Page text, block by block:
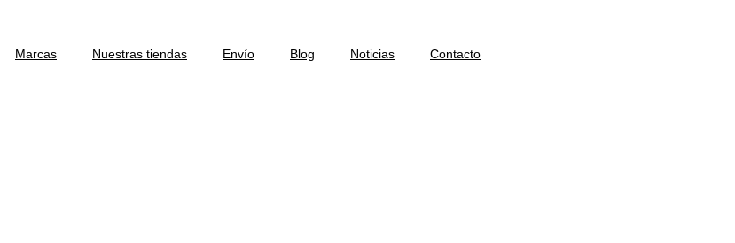
Marcas Nuestras tiendas Envío Blog Noticias Contacto